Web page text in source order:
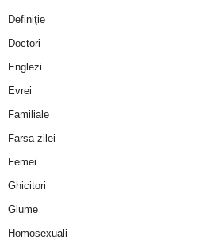
Definiţie
Doctori
Englezi
Evrei
Familiale
Farsa zilei
Femei
Ghicitori
Glume
Homosexuali